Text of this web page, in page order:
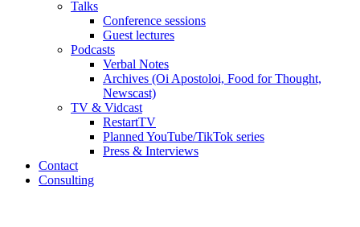
Talks
Conference sessions
Guest lectures
Podcasts
Verbal Notes
Archives (Oi Apostoloi, Food for Thought,
Newscast)
TV & Vidcast
RestartTV
Planned YouTube/TikTok series
Press & Interviews
Contact
Consulting